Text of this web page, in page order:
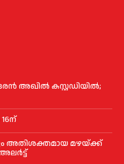
അഖില്‍ കസ്റ്റഡിയില്‍;
അതിശക്തമായ മഴയ്ക്ക്